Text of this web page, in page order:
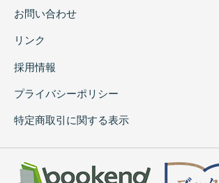
お問い合わせ
リンク
採用情報
プライバシーポリシー
特定商取引に関する表示